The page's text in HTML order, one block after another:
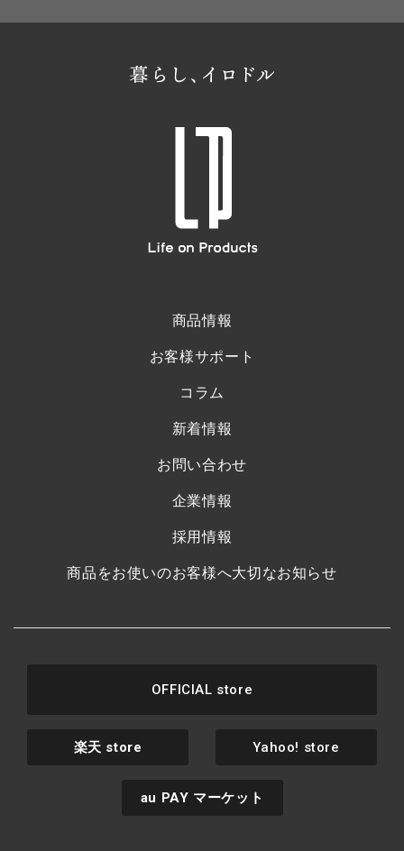
商品情報
お客様サポート
コラム
新着情報
お問い合わせ
企業情報
採用情報
商品をお使いのお客様へ大切なお知らせ
OFFICIAL store
楽天 store Yahoo! store
au PAY マーケット